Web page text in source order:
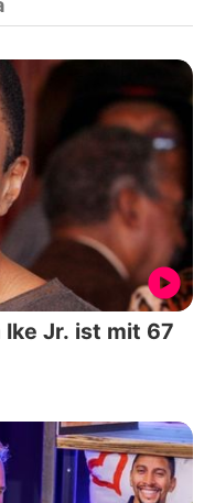
Jr. ist mit 67